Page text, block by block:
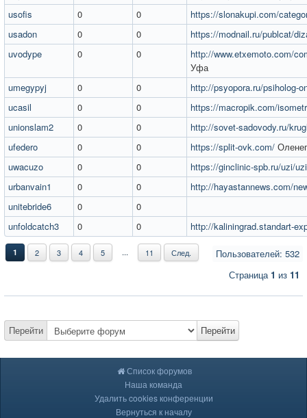
usofis
0 0
https://slonakupi.com/
usadon
0 0
https://modnail.ru/publcat/
uvodype
0 0
http://www.etxemoto.com/
Уфа
umegypyj
0 0
http://psyopora.ru/psiholog-
ucasil
0 0
https://macropik.com/
unionslam2
0 0
http://sovet-sadovody.ru/
ufedero
0 0 https://split-ovk.com/
uwacuzo
0 0
https://ginclinic-spb.ru/uzi/
urbanvain1
0 0
http://hayastannews.com/
unitebride6
0
0
unfoldcatch3
0 0 http://kaliningrad.standart-
Пользователей: 532
1 2 3 4 5 ... 11 След.
Страница1 из 11
Перейти Перейти
Список форумов
Наша команда
Удалить cookies конференции
Вернуться к началу